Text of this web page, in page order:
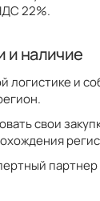
22%.
и наличие
логистике и
свои